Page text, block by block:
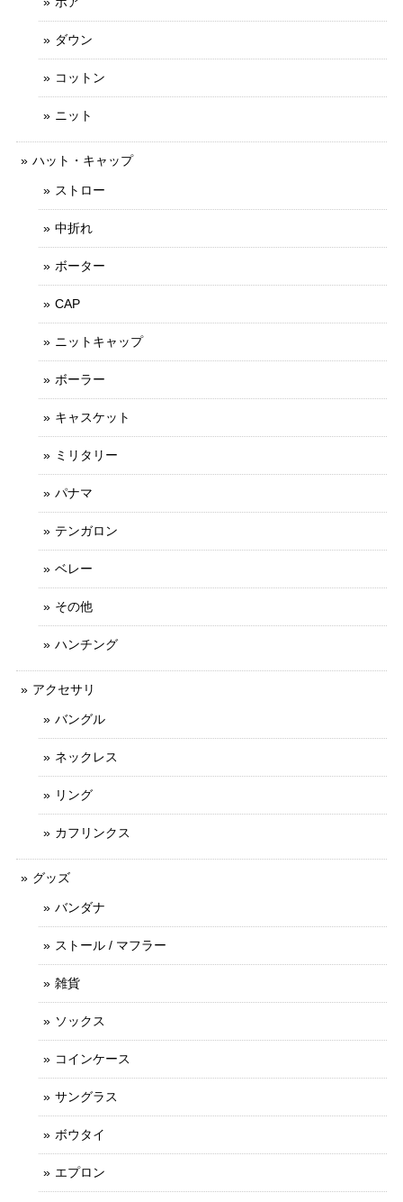
ダウン
コットン
ニット
ハット・キャップ
ストロー
中折れ
ボーター
CAP
ニットキャップ
ボーラー
キャスケット
ミリタリー
パナマ
テンガロン
ベレー
その他
ハンチング
アクセサリ
バングル
ネックレス
リング
カフリンクス
グッズ
バンダナ
ストール / マフラー
雑貨
ソックス
コインケース
サングラス
ボウタイ
エプロン